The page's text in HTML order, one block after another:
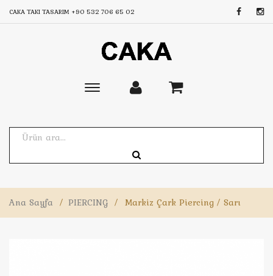
CAKA TAKI TASARIM +90 532 706 65 02
Toggle
Ana Sayfa / PIERCING / Markiz Çark Piercing / Sarı